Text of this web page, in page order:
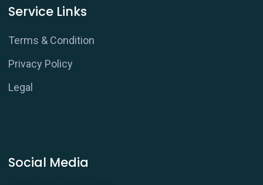
Service Links
Terms & Condition
Privacy Policy
Legal
Social Media